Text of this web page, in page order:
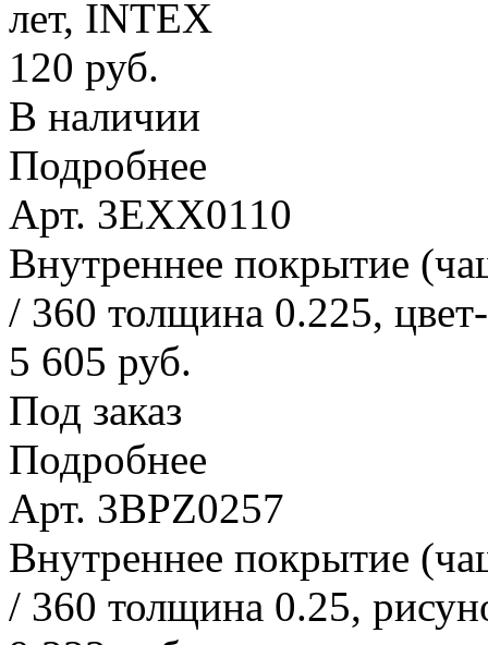
лет, INTEX
120 руб.
В наличии
Подробнее
Арт. 3EXX0110
Внутреннее покрытие
/ 360 толщина 0.225,
5 605 руб.
Под заказ
Подробнее
Арт. 3BPZ0257
Внутреннее покрытие
/ 360 толщина 0.25,